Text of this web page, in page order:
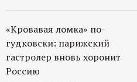
«Кровавая ломка» по-
гудковски: парижский
гастролер вновь хоронит
Россию